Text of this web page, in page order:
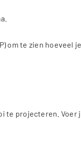
om te zien hoeveel
projecteren. Voer